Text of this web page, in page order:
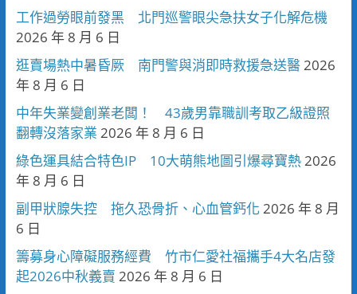
工作過勞眼前發黑 北門巡警眼尖急扶女子化解危機
2026 年 8 月 6 日
逛賣場熱中暑昏厥 南門警與消即時救援急送醫2026
年 8 月 6 日
中年失業變創業老闆！ 43歲男靠職訓考取乙級證照
翻轉沒落家業 2026 年 8 月 6 日
綠色運具結合特色IP 10大萌熊地圖引爆尋寶熱2026
年 8 月 6 日
副甲狀腺失控 拖久恐骨折、心血管鈣化 2026 年 8 月
6 日
籌募身心障礙服務經費 竹市仁愛社福攜手4大名店發
起2026中秋義賣 2026 年 8 月 6 日